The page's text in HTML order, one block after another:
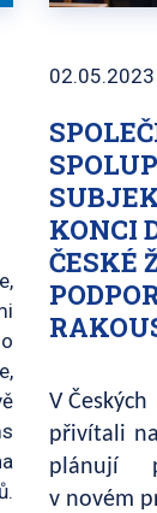
KONCI
ČESKÉ
02.05.2023
V
přivítali
plánují
v novém